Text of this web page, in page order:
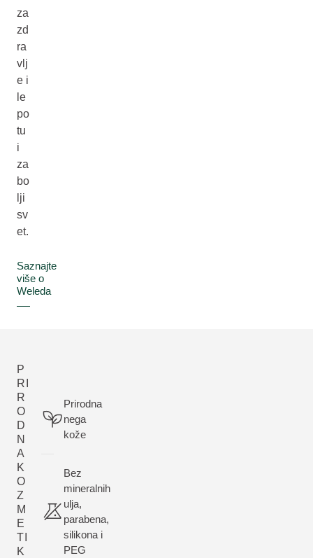
za
zd
ra
vlj
e i
le
po
tu
i
za
bo
lji
sv
et.
Saznajte
više o
Weleda
P
RI
R
O
D
N
A
K
O
Z
M
E
TI
K
Prirodna
nega
kože
Bez
mineralnih
ulja,
parabena,
silikona i
PEG